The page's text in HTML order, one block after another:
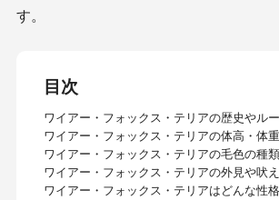
す。
目次
ワイアー・フォックス・テリアの歴史やル
ワイアー・フォックス・テリアの体高・体
ワイアー・フォックス・テリアの毛色の種
ワイアー・フォックス・テリアの外見や吠
ワイアー・フォックス・テリアはどんな性